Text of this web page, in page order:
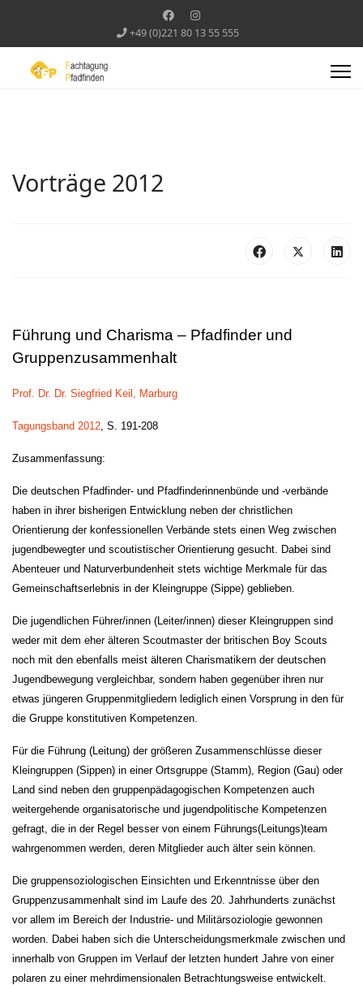
+49 (0)221 80 13 55 555
Vorträge 2012
Führung und Charisma – Pfadfinder und
Gruppenzusammenhalt
Prof. Dr. Dr. Siegfried Keil, Marburg
Tagungsband 2012, S. 191-208
Zusammenfassung:
Die deutschen Pfadfinder- und Pfadfinderinnenbünde und -verbände
haben in ihrer bisherigen Entwicklung neben der christlichen
Orientierung der konfessionellen Verbände stets einen Weg zwischen
jugendbewegter und scoutistischer Orientierung gesucht. Dabei sind
Abenteuer und Naturverbundenheit stets wichtige Merkmale für das
Gemeinschaftserlebnis in der Kleingruppe (Sippe) geblieben.
Die jugendlichen Führer/innen (Leiter/innen) dieser Kleingruppen sind
weder mit dem eher älteren Scoutmaster der britischen Boy Scouts
noch mit den ebenfalls meist älteren Charismatikern der deutschen
Jugendbewegung vergleichbar, sondern haben gegenüber ihren nur
etwas jüngeren Gruppenmitgliedern lediglich einen Vorsprung in den für
die Gruppe konstitutiven Kompetenzen.
Für die Führung (Leitung) der größeren Zusammenschlüsse dieser
Kleingruppen (Sippen) in einer Ortsgruppe (Stamm), Region (Gau) oder
Land sind neben den gruppenpädagogischen Kompetenzen auch
weitergehende organisatorische und jugendpolitische Kompetenzen
gefragt, die in der Regel besser von einem Führungs(Leitungs)team
wahrgenommen werden, deren Mitglieder auch älter sein können.
Die gruppensoziologischen Einsichten und Erkenntnisse über den
Gruppenzusammenhalt sind im Laufe des 20. Jahrhunderts zunächst
vor allem im Bereich der Industrie- und Militärsoziologie gewonnen
worden. Dabei haben sich die Unterscheidungsmerkmale zwischen und
innerhalb von Gruppen im Verlauf der letzten hundert Jahre von einer
polaren zu einer mehrdimensionalen Betrachtungsweise entwickelt.